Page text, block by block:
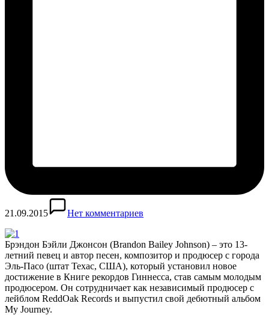
21.09.2015 Нет комментариев
Брэндон Бэйли Джонсон (Brandon Bailey Johnson) – это 13-
летний певец и автор песен, композитор и продюсер с города
Эль-Пасо (штат Техас, США), который установил новое
достижение в Книге рекордов Гиннесса, став самым молодым
продюсером. Он сотрудничает как независимый продюсер с
лейблом ReddOak Records и выпустил свой дебютный альбом
My Journey.